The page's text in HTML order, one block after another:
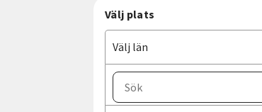
Välj plats
Välj län
Välj ort